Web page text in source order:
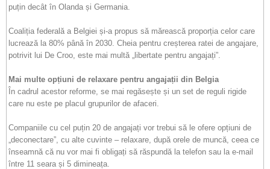
puțin decât în Olanda și Germania.
Coaliția federală a Belgiei și-a propus să mărească proporția celor care
lucrează la 80% până în 2030. Cheia pentru creșterea ratei de angajare,
potrivit lui De Croo, este mai multă „libertate pentru angajați”.
Mai multe opțiuni de relaxare pentru angajații din Belgia
În cadrul acestor reforme, se mai regăsește și un set de reguli rigide
care nu este pe placul grupurilor de afaceri.
Companiile cu cel puțin 20 de angajați vor trebui să le ofere opțiuni de
„deconectare”, cu alte cuvinte – relaxare, după orele de muncă, ceea ce
înseamnă că nu vor mai fi obligați să răspundă la telefon sau la e-mail
între 11 seara și 5 dimineața.